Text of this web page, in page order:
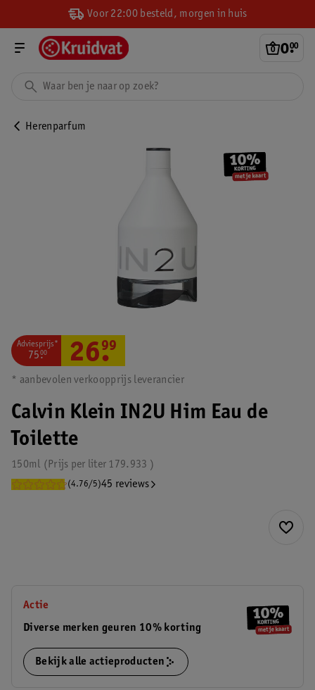
Voor 22:00 besteld, morgen in huis
0.
00
Herenparfum
Calvin Klein IN2U Him Eau de
Toilette
150ml 179.933
Prijs per liter
(4.76/5)45 reviews
Adviesprijs*
75.
00 26.
99
* aanbevolen verkoopprijs leverancier
Actie
Diverse merken geuren 10% korting
Bekijk alle actieproducten